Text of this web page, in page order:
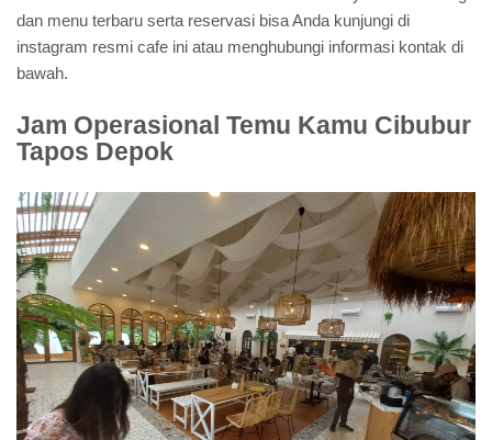
dan menu terbaru serta reservasi bisa Anda kunjungi di
instagram resmi cafe ini atau menghubungi informasi kontak di
bawah.
Jam Operasional Temu Kamu Cibubur
Tapos Depok